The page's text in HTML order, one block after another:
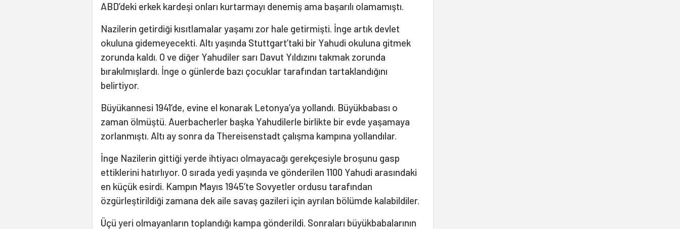
ABD’deki erkek kardeşi onları kurtarmayı denemiş ama başarılı olamamıştı.
Nazilerin getirdiği kısıtlamalar yaşamı zor hale getirmişti. İnge artık devlet
okuluna gidemeyecekti. Altı yaşında Stuttgart’taki bir Yahudi okuluna gitmek
zorunda kaldı. O ve diğer Yahudiler sarı Davut Yıldızını takmak zorunda
bırakılmışlardı. İnge o günlerde bazı çocuklar tarafından tartaklandığını
belirtiyor.
Büyükannesi 1941’de, evine el konarak Letonya’ya yollandı. Büyükbabası o
zaman ölmüştü. Auerbacherler başka Yahudilerle birlikte bir evde yaşamaya
zorlanmıştı. Altı ay sonra da Thereisenstadt çalışma kampına yollandılar.
İnge Nazilerin gittiği yerde ihtiyacı olmayacağı gerekçesiyle broşunu gasp
ettiklerini hatırlıyor. O sırada yedi yaşında ve gönderilen 1100 Yahudi arasındaki
en küçük esirdi. Kampın Mayıs 1945’te Sovyetler ordusu tarafından
özgürleştirildiği zamana dek aile savaş gazileri için ayrılan bölümde kalabildiler.
Üçü yeri olmayanların toplandığı kampa gönderildi. Sonraları büyükbabalarının